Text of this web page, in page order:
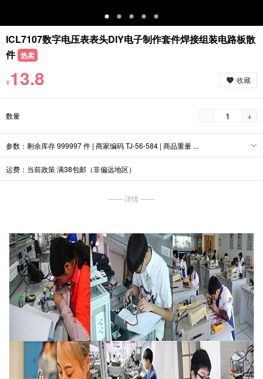
ICL7107数字电压表表头DIY电子制作套件焊接组装电路板散
件 热卖
¥13.8 收藏
数量 - +
参数：剩余库存 999997 件 | 商家编码 TJ-56-584 | 商品重量 ...
运费：当前政策 满38包邮（非偏远地区）
—— 详情 ——